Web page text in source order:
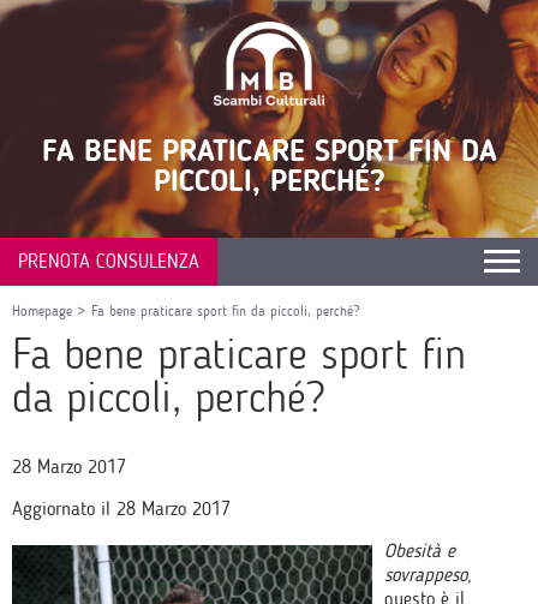
FA BENE PRATICARE SPORT FIN DA
PICCOLI, PERCHÉ?
PRENOTA CONSULENZA
Homepage > Fa bene praticare sport fin da piccoli, perché?
Fa bene praticare sport fin
da piccoli, perché?
28 Marzo 2017
Aggiornato il 28 Marzo 2017
Obesità e
sovrappeso,
questo è il